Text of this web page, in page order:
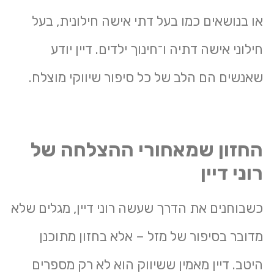
או בנושאים כמו בעל דתי אישה חילונית, בעל
חילוני אישה דתיה ו־חינוך ילדים. דיין יודע
שאנשים הם הלב של כל סיפור שיווקי מוצלח.
החזון שמאחורי ההצלחה של
רוני דיין
כשבוחנים את הדרך שעשה רוני דיין, מגלים שלא
מדובר בסיפור של מזל – אלא בחזון מתוכנן
היטב. דיין מאמין ששיווק הוא לא רק מספרים